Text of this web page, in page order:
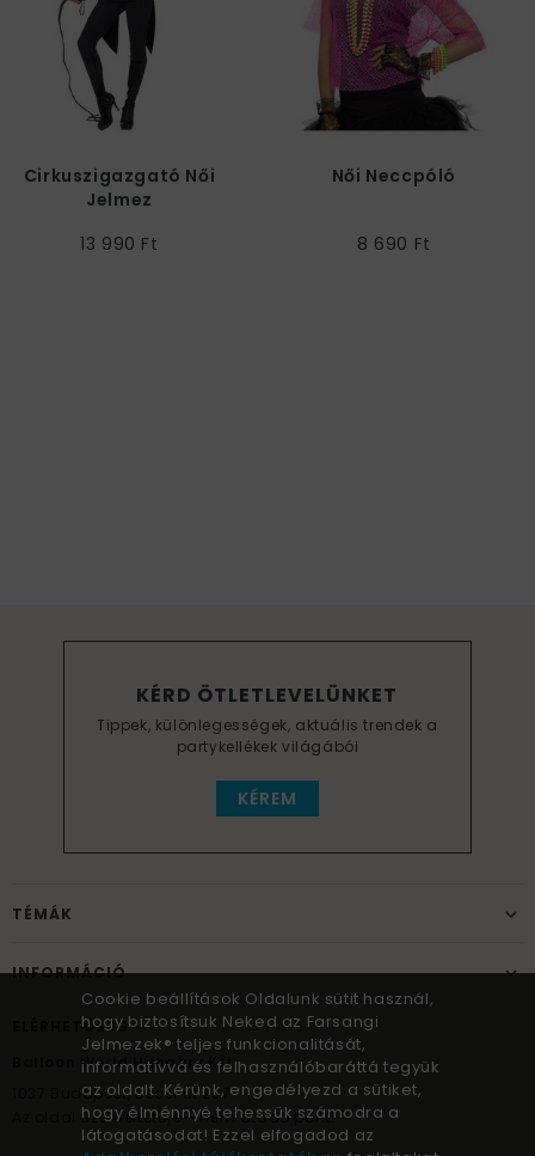
Cirkuszigazgató Női
Jelmez
13 990 Ft
Női Neccpóló
8 690 Ft
KÉRD ÖTLETLEVELÜNKET
Tippek, különlegességek, aktuális trendek a
partykellékek világából
KÉREM
TÉMÁK
INFORMÁCIÓ
ELÉRHETŐSÉG
Balloon World Hungary Kft.
Budapest, Bécsi út 267.
Az oldal üzemeltetője – nem átadó pont!
Cookie beállítások Oldalunk sütit használ,
hogy biztosítsuk Neked az Farsangi
Jelmezek® teljes funkcionalitását,
informatívvá és felhasználóbaráttá tegyük
az oldalt. Kérünk, engedélyezd a sütiket,
hogy élménnyé tehessük számodra a
látogatásodat! Ezzel elfogadod az